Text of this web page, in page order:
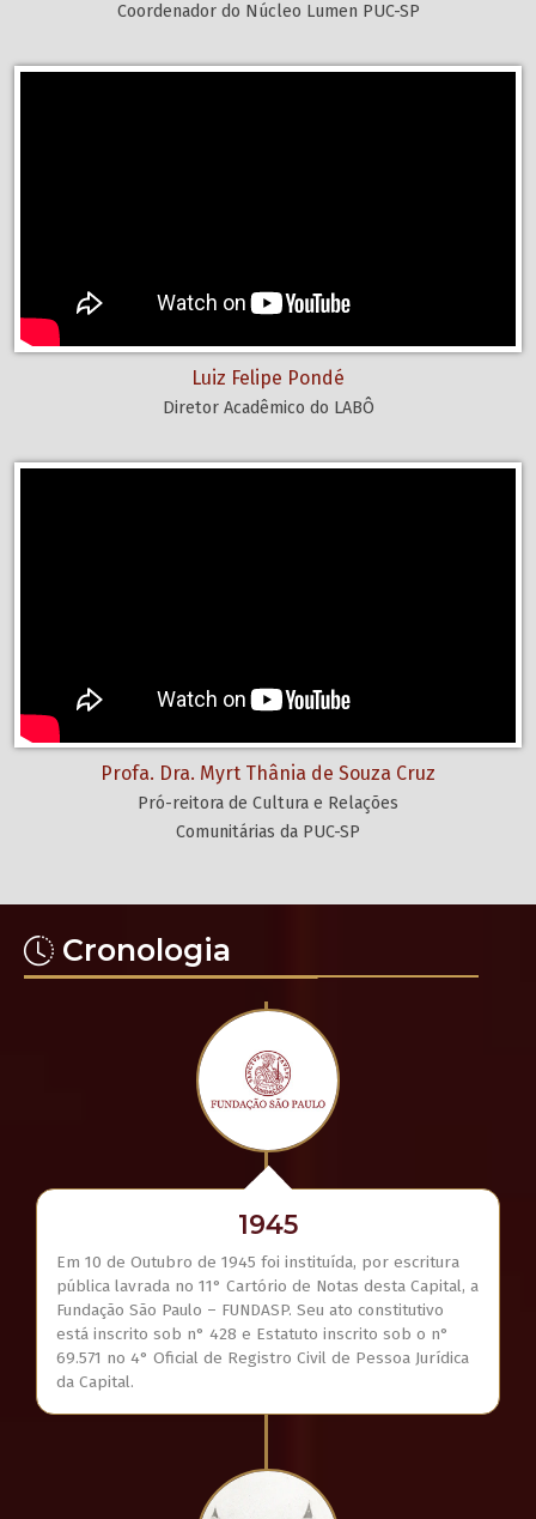
Coordenador do Núcleo Lumen PUC-SP
Luiz Felipe Pondé
Diretor Acadêmico do LABÔ
Profa. Dra. Myrt Thânia de Souza Cruz
Pró-reitora de Cultura e Relações
Comunitárias da PUC-SP
Cronologia
1945
Em 10 de Outubro de 1945 foi instituída, por escritura
pública lavrada no 11° Cartório de Notas desta Capital, a
Fundação São Paulo – FUNDASP. Seu ato constitutivo
está inscrito sob n° 428 e Estatuto inscrito sob o n°
69.571 no 4° Oficial de Registro Civil de Pessoa Jurídica
da Capital.